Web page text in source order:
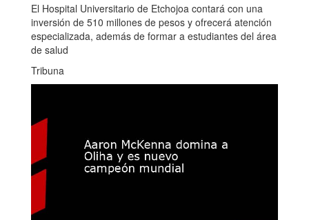
El Hospital Universitario de Etchojoa contará con una
inversión de 510 millones de pesos y ofrecerá atención
especializada, además de formar a estudiantes del área
de salud
Tribuna